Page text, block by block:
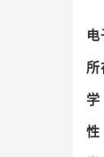
电
所